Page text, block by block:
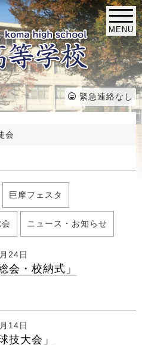
MENU
緊急連絡なし
会
巨摩フェスタ
ニュース・お知らせ
24日
会・校納式」
14日
技大会」